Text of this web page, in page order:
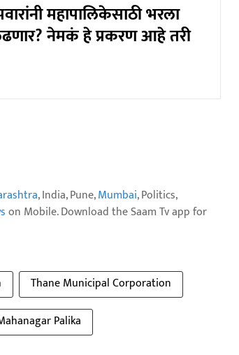
महापालिकेसाठी भरला
नेमकं हे प्रकरण आहे तरी
, India, Pune,Mumbai, Politics,
on Mobile. Download the Saam Tv app for
Thane Municipal Corporation
Palika